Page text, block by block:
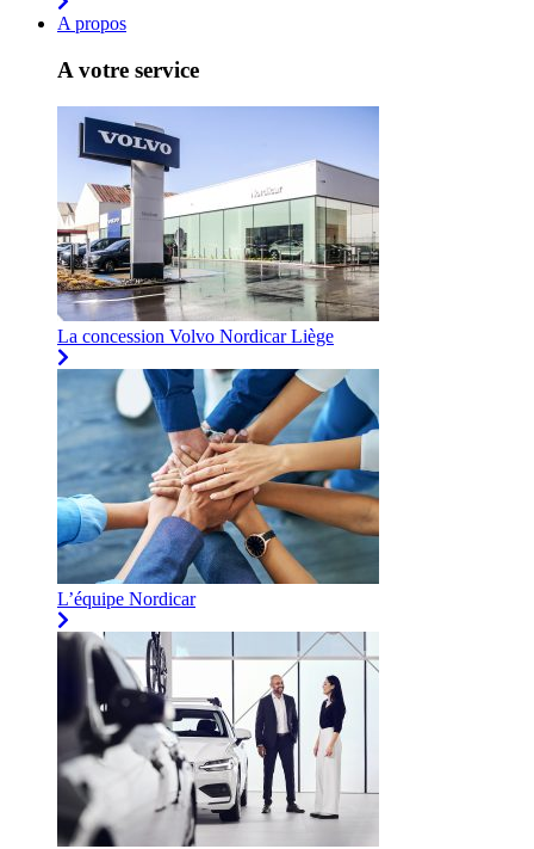
A propos
A votre service
La concession Volvo Nordicar Liège
L’équipe Nordicar